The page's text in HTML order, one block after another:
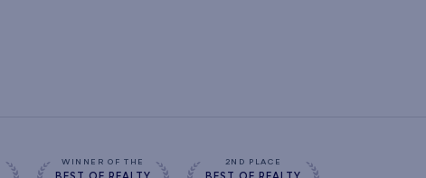
WINNER OF THE 2ND PLACE